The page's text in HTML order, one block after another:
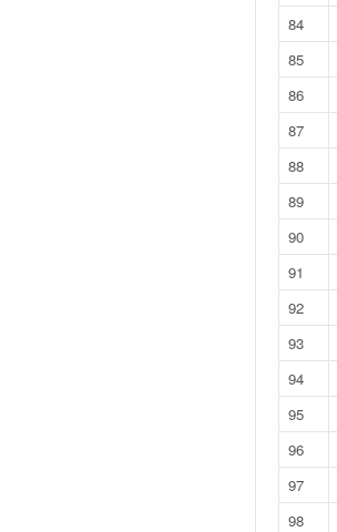
84
85
86
87
88
89
90
91
92
93
94
95
96
97
98